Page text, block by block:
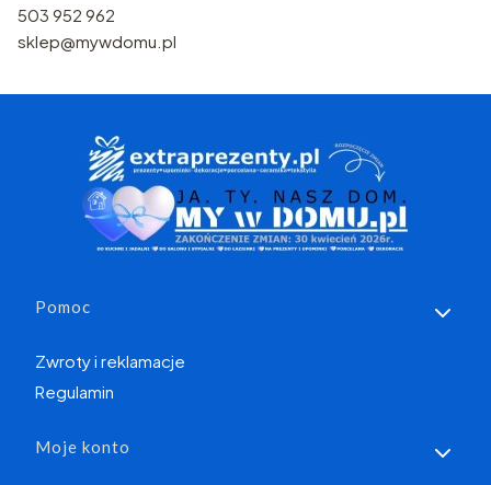
503 952 962
sklep@mywdomu.pl
Linki w stopce
Pomoc
Zwroty i reklamacje
Regulamin
Moje konto